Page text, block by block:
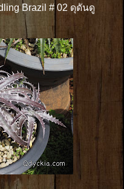
Brazil # 02 ดุดันดู